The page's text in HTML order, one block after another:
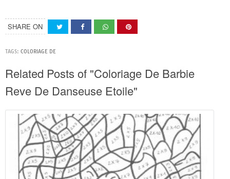
SHARE ON
TAGS: COLORIAGE DE
Related Posts of "Coloriage De Barbie
Reve De Danseuse Etoile"